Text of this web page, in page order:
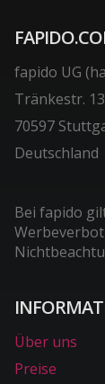
fapido UG
Tränkestr. 13
70597
Deutschland
Bei fapido
Über uns
Preise